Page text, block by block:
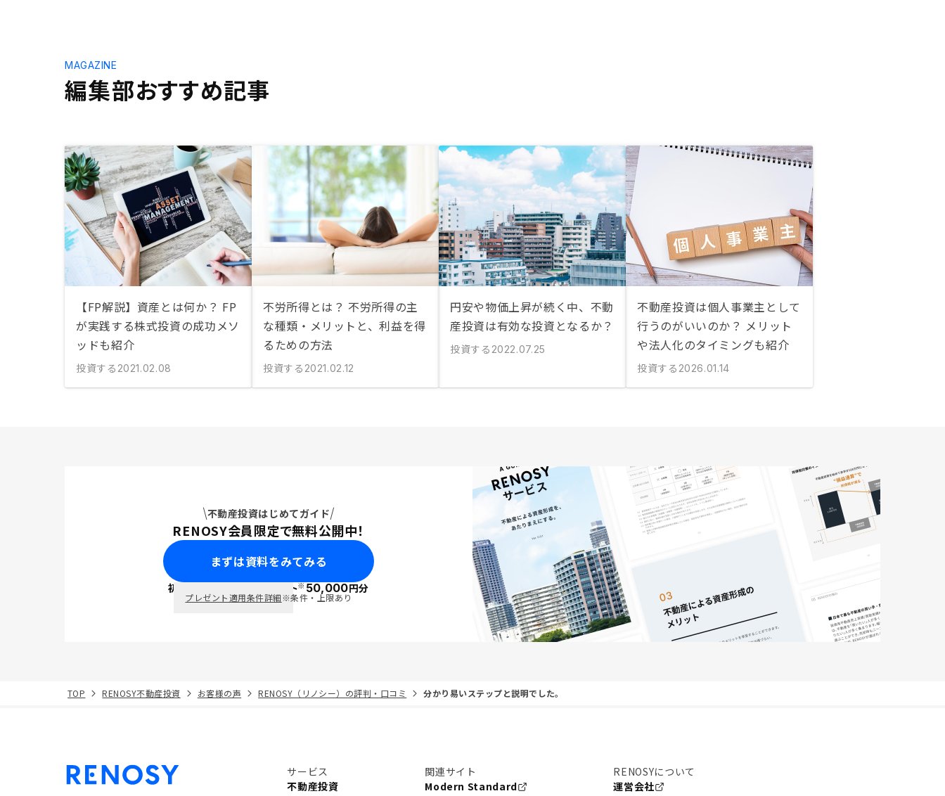
編集部おすすめ記事
MAGAZINE
【FP解説】資産とは何か？ FP
が実践する株式投資の成功メソ
ッドも紹介
投資する 2021.02.08
不労所得とは？ 不労所得の主
な種類・メリットと、利益を得
るための方法
投資する 2021.02.12
円安や物価上昇が続く中、不動
産投資は有効な投資となるか？
投資する 2022.07.25
不動産投資は個人事業主として
行うのがいいのか？ メリット
や法人化のタイミングも紹介
投資する 2026.01.14
不動産投資はじめてガイド
RENOSY会員限定で無料公開中！
まずは資料をみてみる
初回面談で ポイント※50,000円分
プレゼント適用条件詳細※条件・上限あり
TOP RENOSY不動産投資 お客様の声 RENOSY（リノシー）の評判・口コミ 分かり易いステップと説明でした。
サービス
不動産投資
関連サイト
Modern Standard
RENOSYについて
運営会社